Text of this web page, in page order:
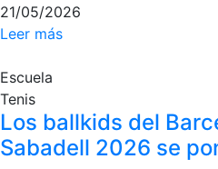
mesa
Wellness Center
Servicio de
21/05/2026
Leer más
Escuela
Tenis
Los ballkids del
Sabadell 2026 se